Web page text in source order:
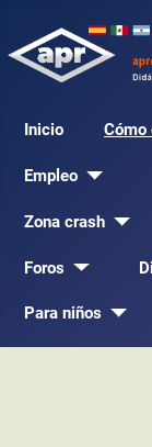
Inicio Cómo
Empleo
Zona crash
Foros
Para niños